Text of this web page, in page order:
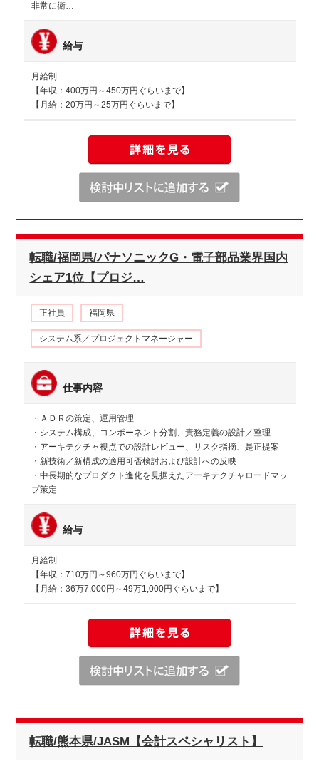
非常に衛…
給与
月給制
【年収：400万円～450万円ぐらいまで】
【月給：20万円～25万円ぐらいまで】
転職/福岡県/パナソニックG・電子部品業界国内
シェア1位【プロジ…
正社員 福岡県
システム系／プロジェクトマネージャー
仕事内容
・ＡＤＲの策定、運用管理
・システム構成、コンポーネント分割、責務定義の設計／整理
・アーキテクチャ視点での設計レビュー、リスク指摘、是正提案
・新技術／新構成の適用可否検討および設計への反映
・中長期的なプロダクト進化を見据えたアーキテクチャロードマッ
プ策定
給与
月給制
【年収：710万円～960万円ぐらいまで】
【月給：36万7,000円～49万1,000円ぐらいまで】
転職/熊本県/JASM【会計スペシャリスト】